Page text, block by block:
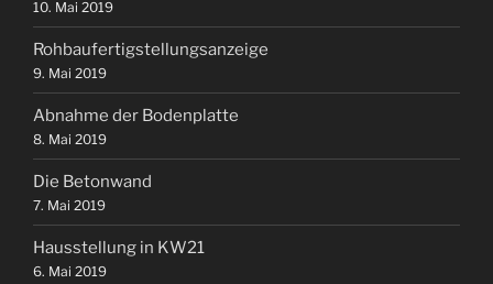
10. Mai 2019
Rohbaufertigstellungsanzeige
9. Mai 2019
Abnahme der Bodenplatte
8. Mai 2019
Die Betonwand
7. Mai 2019
Hausstellung in KW21
6. Mai 2019